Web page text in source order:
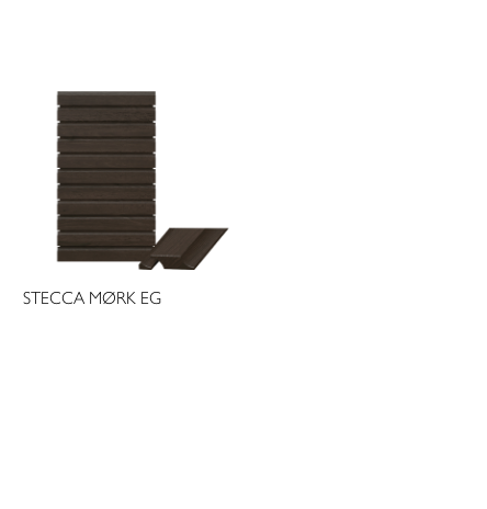
STECCA MØRK EG